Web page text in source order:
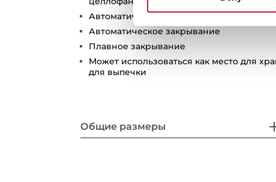
Автоматическая подсветка
Автоматическое закрывание
Плавное закрывание
Может использоваться как место для
для выпечки
Общие размеры